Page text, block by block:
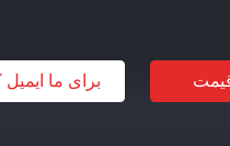
برای ما ایمیل